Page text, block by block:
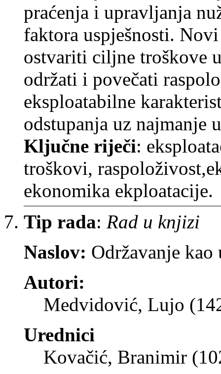
praćenja i upravljanja
faktora uspješnosti.
ostvariti ciljne troškove
održati i povečati
eksploatabilne
odstupanja uz najmanje
Ključne riječi:
troškovi,
ekonomika ekploatacije.
Tip rada: Rad u knjizi
Naslov: Održavanje
Autori:
Medvidović, Lujo
Urednici
Kovačić, Branimir